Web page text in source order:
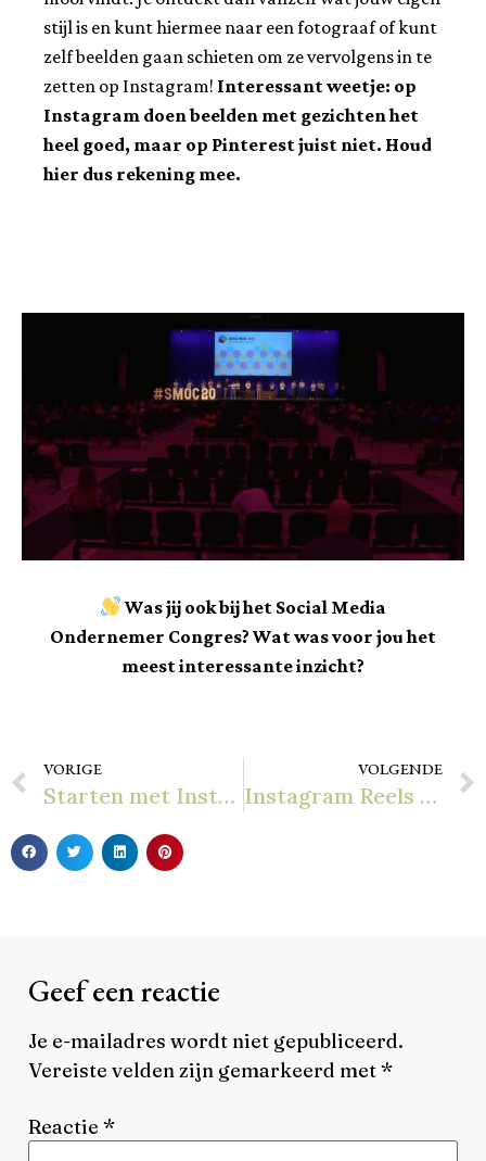
stijl is en kunt hiermee naar een fotograaf of kunt
zelf beelden gaan schieten om ze vervolgens in te
zetten op Instagram! Interessant weetje: op
Instagram doen beelden met gezichten het
heel goed, maar op Pinterest juist niet. Houd
hier dus rekening mee.
Was jij ook bij het Social Media
Ondernemer Congres? Wat was voor jou het
meest interessante inzicht?
VORIGE
Starten met Instagram
VOLGENDE
Instagram Reels content ideeën
Geef een reactie
Je e-mailadres wordt niet gepubliceerd.
Vereiste velden zijn gemarkeerd met*
Reactie *